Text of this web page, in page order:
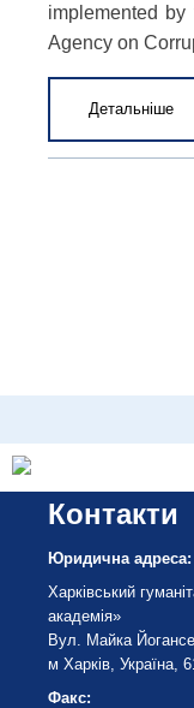
implemented by
Agency on
Детальніше
Контакти
Юридична адреса:
Харківський
академія»
Вул. Майка
м Харків, Україна,
Факс: